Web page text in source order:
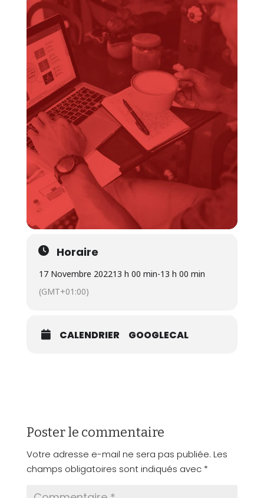
Horaire
17 Novembre 202213 h 00 min-13 h 00 min
(GMT+01:00)
CALENDRIER GOOGLECAL
Poster le commentaire
Votre adresse e-mail ne sera pas publiée. Les
champs obligatoires sont indiqués avec *